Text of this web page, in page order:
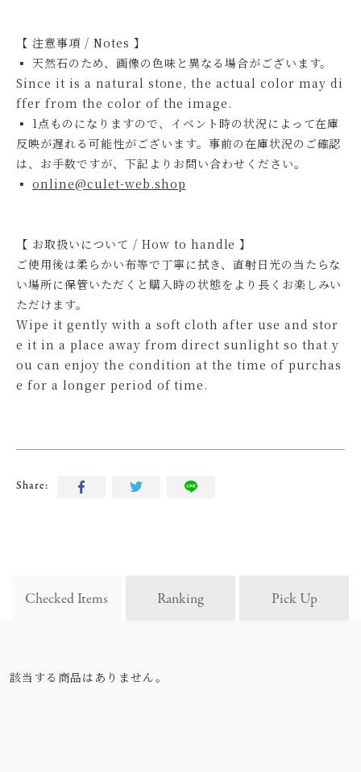
【 注意事項 / Notes 】
▪ 天然石のため、画像の色味と異なる場合がございます。
Since it is a natural stone, the actual color may di
ffer from the color of the image.
▪ 1点ものになりますので、イベント時の状況によって在庫
反映が遅れる可能性がございます。事前の在庫状況のご確認
は、お手数ですが、下記よりお問い合わせください。
▪ online@culet-web.shop
【 お取扱いについて / How to handle 】
ご使用後は柔らかい布等で丁寧に拭き、直射日光の当たらな
い場所に保管いただくと購入時の状態をより長くお楽しみい
ただけます。
Wipe it gently with a soft cloth after use and stor
e it in a place away from direct sunlight so that y
ou can enjoy the condition at the time of purchas
e for a longer period of time.
Share:
Checked Items Ranking Pick Up
該当する商品はありません。